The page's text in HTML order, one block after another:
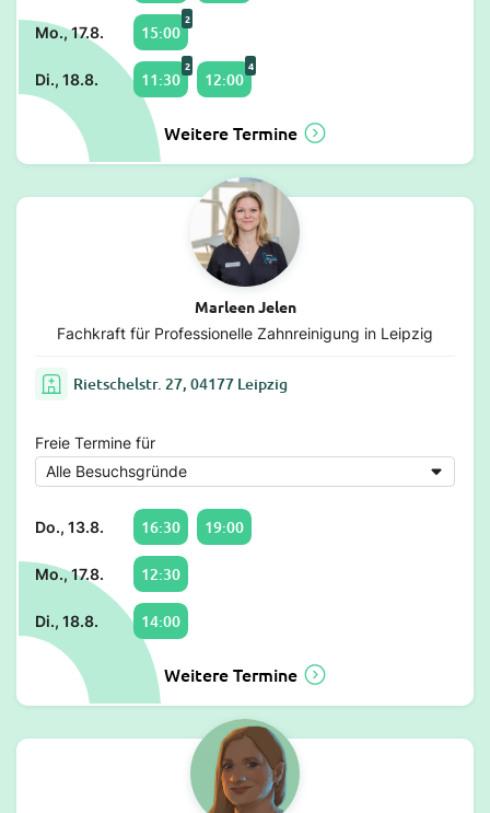
Mo., 17.8. 15:00
2
Di., 18.8. 11:30
2
12:00
4
Weitere Termine
Marleen Jelen
Fachkraft für Professionelle Zahnreinigung in Leipzig
Rietschelstr. 27, 04177 Leipzig
Freie Termine für
Do., 13.8. 16:30 19:00
Mo., 17.8. 12:30
Di., 18.8. 14:00
Weitere Termine